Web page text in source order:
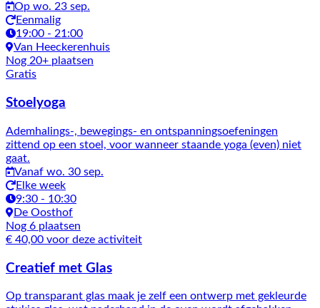
Op wo. 23 sep.
Eenmalig
19:00 - 21:00
Van Heeckerenhuis
Nog 20+ plaatsen
Gratis
Stoelyoga
Ademhalings-, bewegings- en ontspanningsoefeningen
zittend op een stoel, voor wanneer staande yoga (even) niet
gaat.
Vanaf wo. 30 sep.
Elke week
9:30 - 10:30
De Oosthof
Nog 6 plaatsen
€ 40,00 voor deze activiteit
Creatief met Glas
Op transparant glas maak je zelf een ontwerp met gekleurde